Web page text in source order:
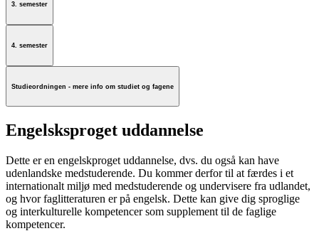
3. semester
4. semester
Studieordningen - mere info om studiet og fagene
Engelsksproget uddannelse
Dette er en engelskproget uddannelse, dvs. du også kan have
udenlandske medstuderende. Du kommer derfor til at færdes i et
internationalt miljø med medstuderende og undervisere fra udlandet,
og hvor faglitteraturen er på engelsk. Dette kan give dig sproglige
og interkulturelle kompetencer som supplement til de faglige
kompetencer.